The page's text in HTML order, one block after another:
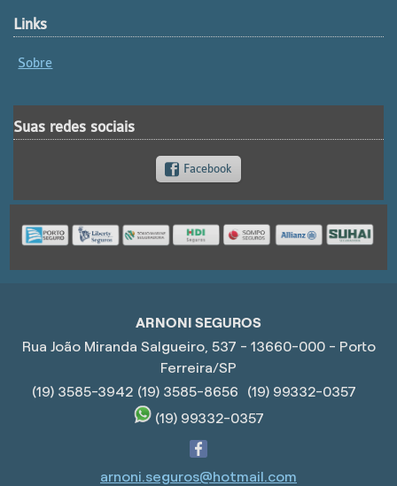
Links
Sobre
Suas redes sociais
Facebook
ARNONI SEGUROS
Rua João Miranda Salgueiro, 537 - 13660-000 - Porto
Ferreira/SP
(19) 3585-3942 (19) 3585-8656
(19) 99332-0357
(19) 99332-0357
arnoni.seguros@hotmail.com